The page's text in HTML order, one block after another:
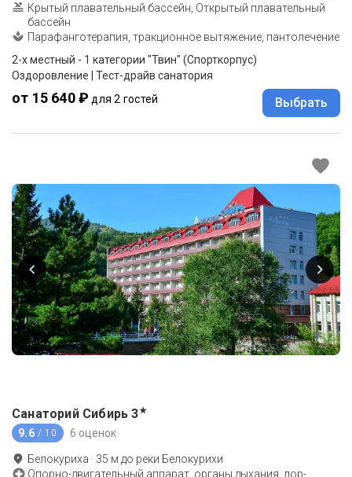
Крытый плавательный бассейн, Открытый плавательный
бассейн
Парафанготерапия, тракционное вытяжение, пантолечение
2-x местный - 1 категории "Твин" (Спорткорпус)
Оздоровление | Тест-драйв санатория
от 15 640 ₽ для 2 гостей Выбрать
Санаторий Сибирь 3★
9.6 / 10 6 оценок
Белокуриха · 35 м до реки Белокурихи
Опорно-двигательный аппарат, органы дыхания, лор-